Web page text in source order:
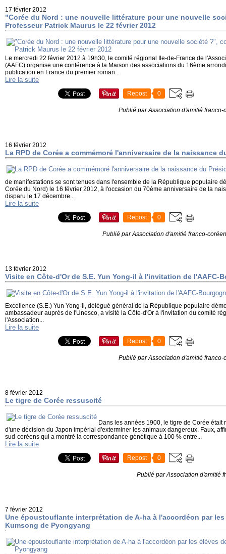
17 février 2012
"Corée du Nord : une nouvelle littérature pour une nouvelle
Professeur Patrick Maurus le 22 février 2012
Le mercredi 22 février 2012 à 19h30, le comité régional Ile-de-France de
(AAFC) organise une conférence à la Maison des associations du 16ème
publication en France du premier roman...
Lire la suite
Repost 0
Publié par Association d'amitié franco-
16 février 2012
La RPD de Corée a commémoré l'anniversaire de la naissance
de manifestations se sont tenues dans l'ensemble de la République populaire
Corée du Nord) le 16 février 2012, à l'occasion du 70ème anniversaire de la
disparu le 17 décembre...
Lire la suite
Repost 0
Publié par Association d'amitié franco-
13 février 2012
Visite en Côte-d'Or de S.E. Yun Yong-il à l'invitation de l'AAFC-
Excellence (S.E.) Yun Yong-il, délégué général de la République populaire
ambassadeur auprès de l'Unesco, a visité la Côte-d'Or à l'invitation du comité
l'Association...
Lire la suite
Repost 0
Publié par Association d'amitié franco-
8 février 2012
Le tigre de Corée ressuscité
Dans les années 1900, le tigre de Corée était
d'une décision du Japon impérial d'exterminer les animaux dangereux. Faux,
sud-coréens qui a montré la correspondance génétique à 100 % entre...
Lire la suite
Repost 0
Publié par Association d'amitié
7 février 2012
Une époustouflante interprétation de A-ha à l'accordéon par
Kumsong de Pyongyang